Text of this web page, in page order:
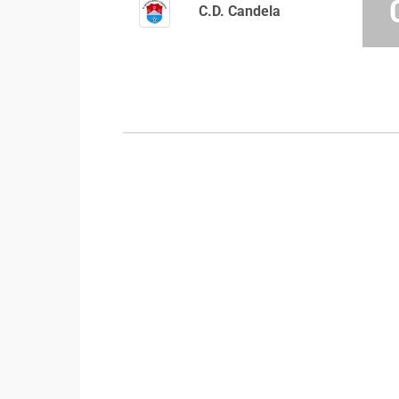
C.D. Candela